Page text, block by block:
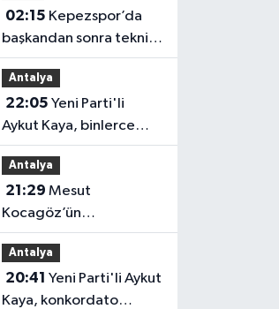
02:15
başkandan sonra teknik
adam da belli oldu
Antalya
22:05
Aykut Kaya, binlerce
işletmenin kanayan
yarasını Meclis'e taşıdı
Antalya
21:29
Kocagöz’ün
programında CHP var
Yeni Parti yok
Antalya
20:41
Kaya, konkordato